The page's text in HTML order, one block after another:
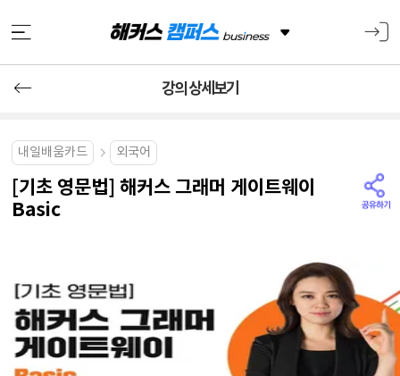
강의 상세보기
내일배움카드 외국어
[기초 영문법] 해커스 그래머 게이트웨이
Basic